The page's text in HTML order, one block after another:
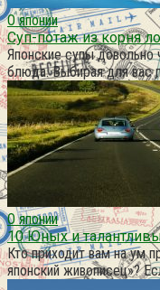
О японии
Суп-потаж из корня
Японские супы довольно
блюда. Выбирая для вас
О японии
10 Юных и
Кто приходит вам на ум
японский живописец»?